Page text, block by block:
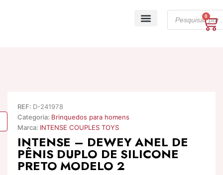
search
0
REF: D-241978
Categoria: Brinquedos para homens
Marca: INTENSE COUPLES TOYS
INTENSE – DEWEY ANEL DE
PÊNIS DUPLO DE SILICONE
PRETO MODELO 2